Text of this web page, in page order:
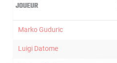
JOUEUR
Marko Guduric
Luigi Datome